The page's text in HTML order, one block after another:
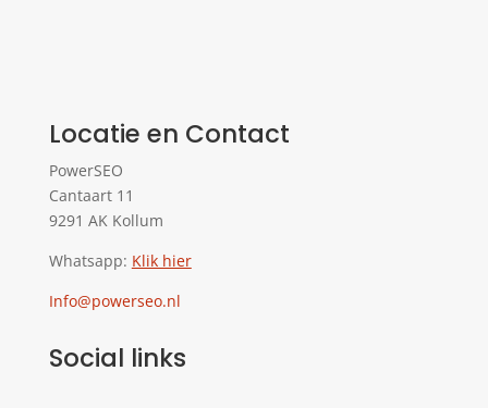
Locatie en Contact
PowerSEO
Cantaart 11
9291 AK Kollum
Whatsapp: Klik hier
Info@powerseo.nl
Social links